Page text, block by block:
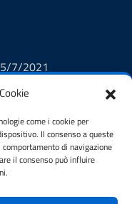
come i cookie per
Il consenso a queste
di navigazione
il consenso può influire
7/2021